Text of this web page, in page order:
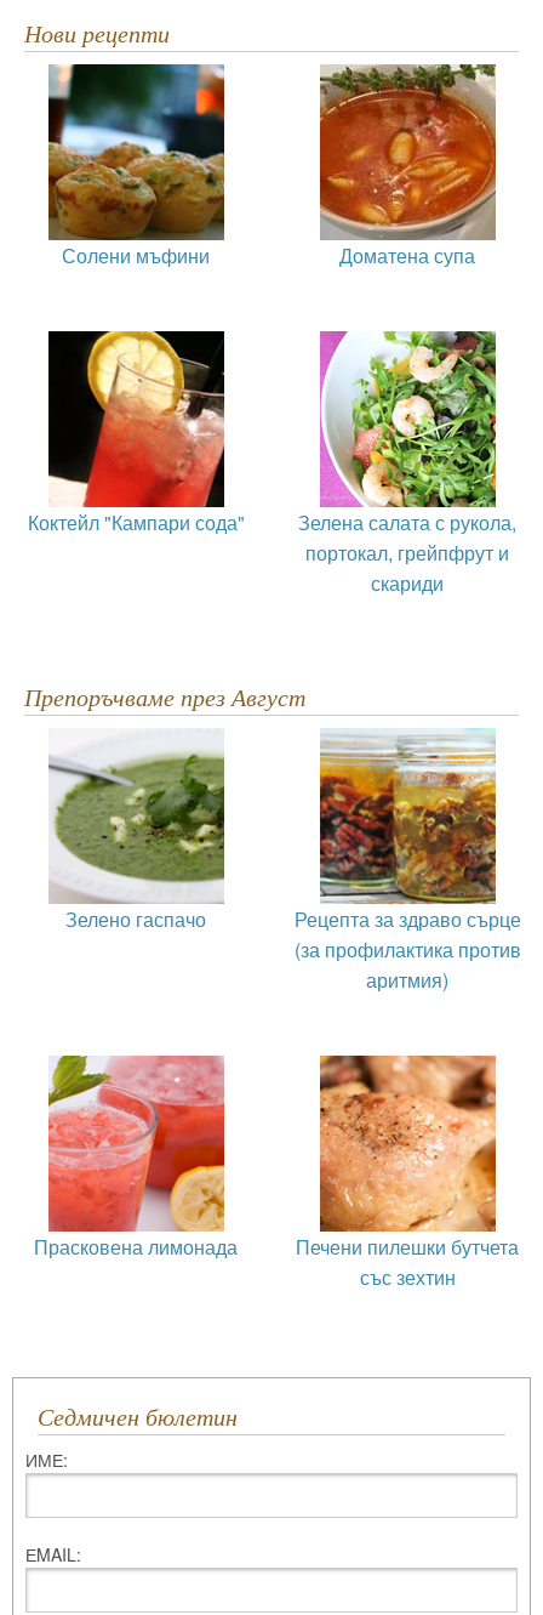
Нови рецепти
Солени мъфини Доматена супа
Коктейл "Кампари сода"
Зелена салата с рукола,
портокал, грейпфрут и
скариди
Препоръчваме през Август
Зелено гаспачо
Рецепта за здраво сърце
(за профилактика против
аритмия)
Прасковена лимонада
Печени пилешки бутчета
със зехтин
Седмичен бюлетин
ИМЕ:
ЕMAIL: